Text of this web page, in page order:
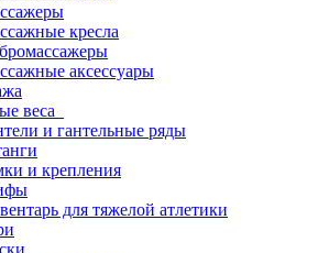
кресла
аксессуары
веса
и гантельные ряды
и крепления
для тяжелой атлетики